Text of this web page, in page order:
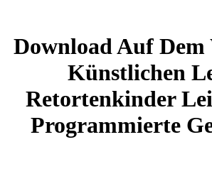
Download Auf Dem
Künstlichen
Retortenkinder
Programmierte